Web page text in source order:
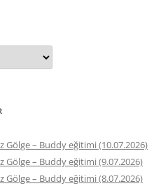
Gölge – Buddy eğitimi (10.07.2026)
Gölge – Buddy eğitimi (9.07.2026)
Gölge – Buddy eğitimi (8.07.2026)